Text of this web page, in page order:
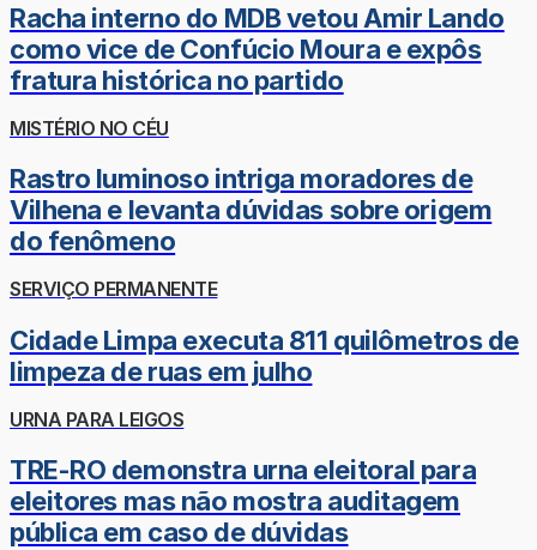
Racha interno do MDB vetou Amir Lando
como vice de Confúcio Moura e expôs
fratura histórica no partido
MISTÉRIO NO CÉU
Rastro luminoso intriga moradores de
Vilhena e levanta dúvidas sobre origem
do fenômeno
SERVIÇO PERMANENTE
Cidade Limpa executa 811 quilômetros de
limpeza de ruas em julho
URNA PARA LEIGOS
TRE-RO demonstra urna eleitoral para
eleitores mas não mostra auditagem
pública em caso de dúvidas